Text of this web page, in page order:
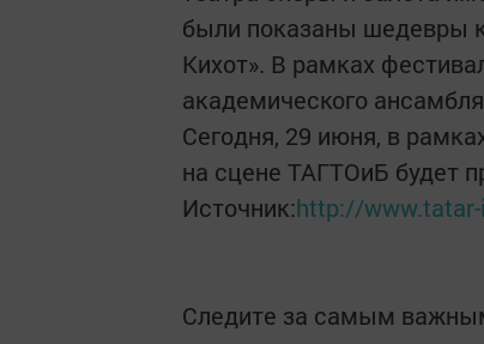
были показаны шедевры
Кихот». В рамках
академического
Сегодня, 29 июня, в
на сцене ТАГТОиБ будет
Источник:http://
Следите за самым